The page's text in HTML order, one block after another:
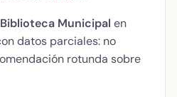
Biblioteca Municipal en
datos parciales: no
rotunda sobre